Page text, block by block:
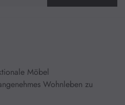
Möbel
Wohnleben zu